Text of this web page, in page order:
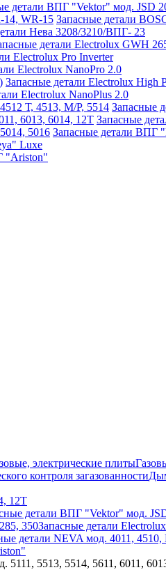
детали ВПГ "Vektor" мод. JSD
Запасные детали
Нева 3208/3210/ВПГ- 23
детали Electrolux GWH
Electrolux Pro Inverter
Electrolux NanoPro 2.0
Запасные детали Electrolux High
Electrolux NanoPlus 2.0
Запасные
Запасные
Запасные детали ВПГ
Luxe
"Ariston"
электрические плиты
контроля загазованности
12Т
детали ВПГ "Vektor" мод.
350Запасные детали
детали NEVA мод. 4011,
5513, 5514, 5611, 6011,